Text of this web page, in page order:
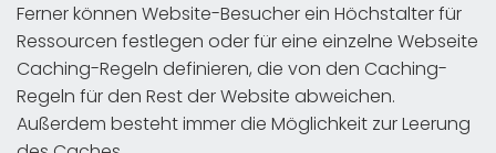
Ferner können Website-Besucher ein Höchstalter für
Ressourcen festlegen oder für eine einzelne Webseite
Caching-Regeln definieren, die von den Caching-
Regeln für den Rest der Website abweichen.
Außerdem besteht immer die Möglichkeit zur Leerung